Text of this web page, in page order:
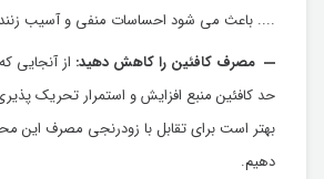
.... باعث می شود احساسات منفی و آسیب
مصرف کافئین را کاهش دهید: از آنجایی
حد کافئین منبع افزایش و استمرار تحریک
بهتر است برای تقابل با زودرنجی مصرف این
دهیم.